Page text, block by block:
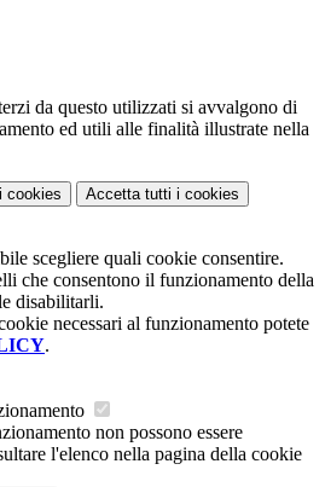
da questo utilizzati si avvalgono di
ed utili alle finalità illustrate nella
i cookies Accetta tutti i cookies
scegliere quali cookie consentire.
che consentono il funzionamento della
disabilitarli.
necessari al funzionamento potete
.
non possono essere
l'elenco nella pagina della cookie